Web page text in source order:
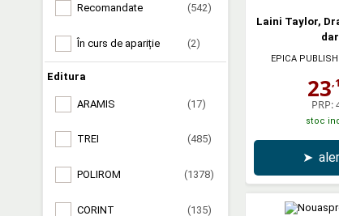
Recomandate (542)
În curs de apariție (2)
Editura
ARAMIS (17)
TREI (485)
POLIROM (1378)
CORINT (135)
Laini Taylor,
EPICA
23
PRP:
stoc
➤